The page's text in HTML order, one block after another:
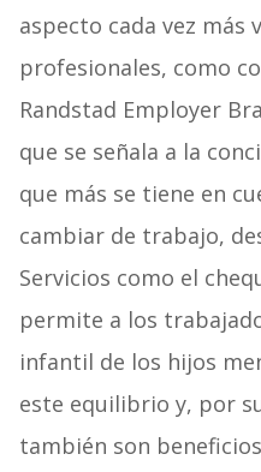
aspecto cada vez más
profesionales, como
Randstad Employer
que se señala a la
que más se tiene en
cambiar de trabajo,
Servicios como el
permite a los
infantil de los hijos
este equilibrio y, por
también son